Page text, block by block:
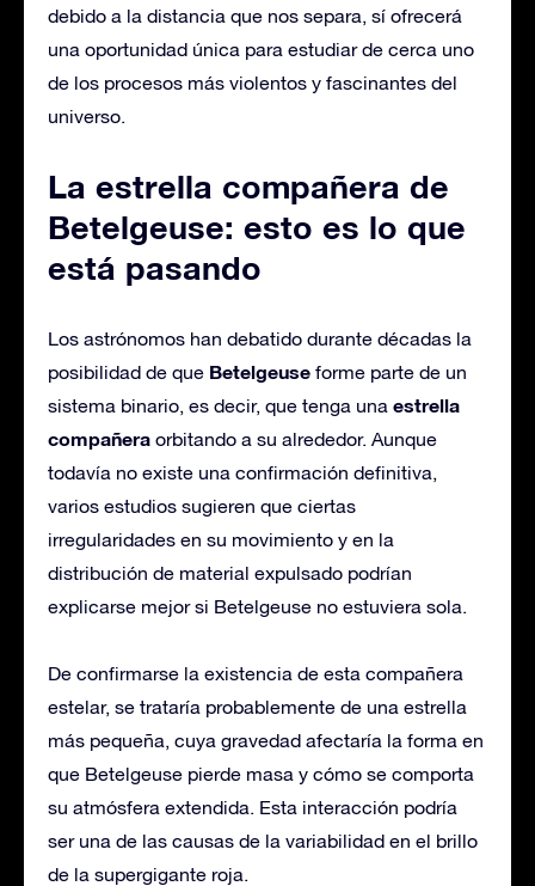
debido a la distancia que nos separa, sí ofrecerá
una oportunidad única para estudiar de cerca uno
de los procesos más violentos y fascinantes del
universo.
La estrella compañera de
Betelgeuse: esto es lo que
está pasando
Los astrónomos han debatido durante décadas la
posibilidad de que Betelgeuse forme parte de un
sistema binario, es decir, que tenga una estrella
compañera orbitando a su alrededor. Aunque
todavía no existe una confirmación definitiva,
varios estudios sugieren que ciertas
irregularidades en su movimiento y en la
distribución de material expulsado podrían
explicarse mejor si Betelgeuse no estuviera sola.
De confirmarse la existencia de esta compañera
estelar, se trataría probablemente de una estrella
más pequeña, cuya gravedad afectaría la forma en
que Betelgeuse pierde masa y cómo se comporta
su atmósfera extendida. Esta interacción podría
ser una de las causas de la variabilidad en el brillo
de la supergigante roja.